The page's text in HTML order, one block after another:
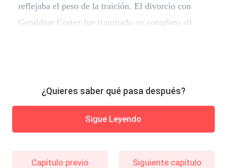
reflejaba el peso de la traición. El divorcio con
Geraldine Cortez fue tramitado en completo sil
¿Quieres saber qué pasa después?
Sigue Leyendo
Capítulo previo Siguiente capítulo